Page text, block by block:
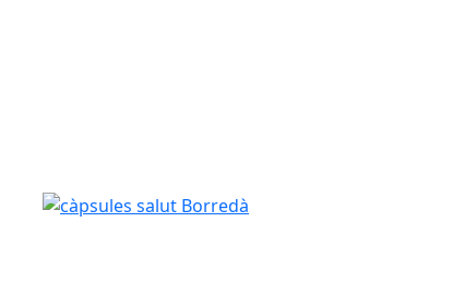
càpsules salut Borredà